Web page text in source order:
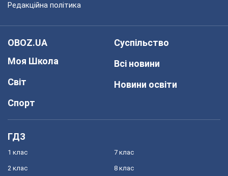
Редакційна політика
OBOZ.UA
Моя Школа
Світ
Спорт
Суспільство
Всі новини
Новини освіти
ГДЗ
1 клас
2 клас
7 клас
8 клас